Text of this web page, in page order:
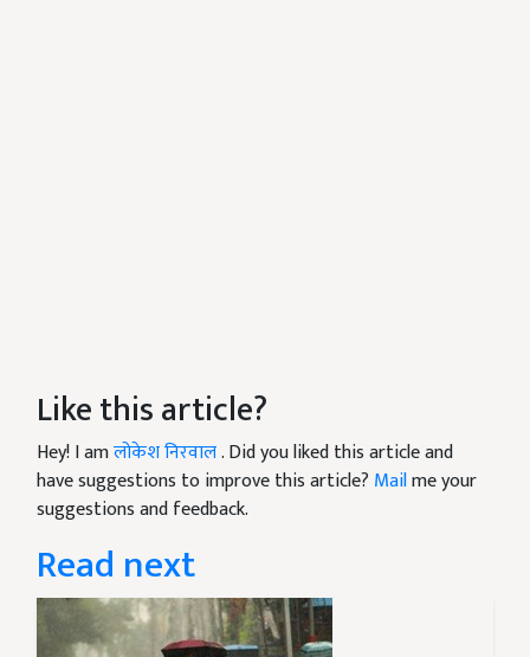
Like this article?
Hey! I amलोकेश निरवाल. Did you liked this article and
have suggestions to improve this article? Mailme your
suggestions and feedback.
Read next